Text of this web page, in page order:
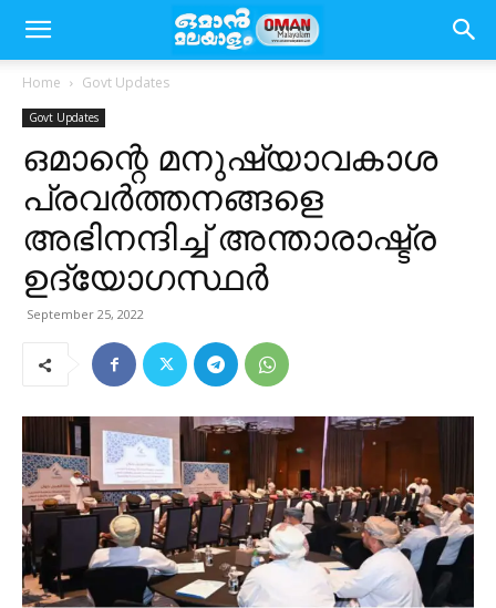
Home Govt Updates
Govt Updates
ഒമാന്റെ മനുഷ്യാവകാശ
പ്രവർത്തനങ്ങളെ
അഭിനന്ദിച്ച് അന്താരാഷ്ട്ര
ഉദ്യോഗസ്ഥർ
September 25, 2022